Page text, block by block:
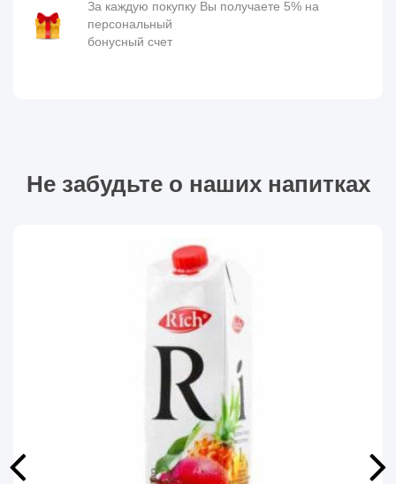
За каждую покупку Вы получаете 5% на
персональный
бонусный счет
Не забудьте о наших напитках